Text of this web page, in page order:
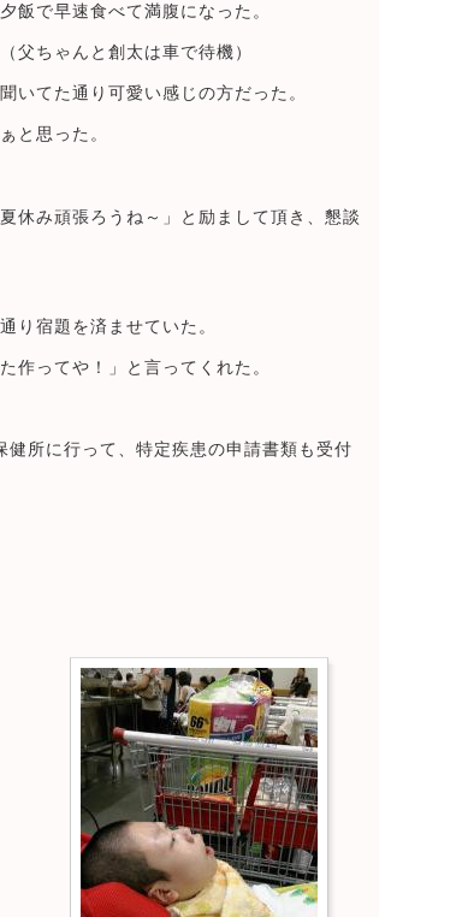
飯で早速食べて満腹になった。
父ちゃんと創太は車で待機）
いてた通り可愛い感じの方だった。
と思った。
休み頑張ろうね～」と励まして頂き、懇談
り宿題を済ませていた。
作ってや！」と言ってくれた。
所に行って、特定疾患の申請書類も受付